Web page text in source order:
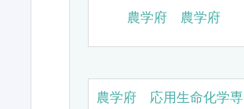
農学府 農学府
農学府 応用生命化学専